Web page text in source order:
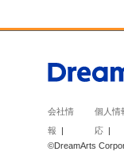
会社情
報
個人情
応
©DreamArts